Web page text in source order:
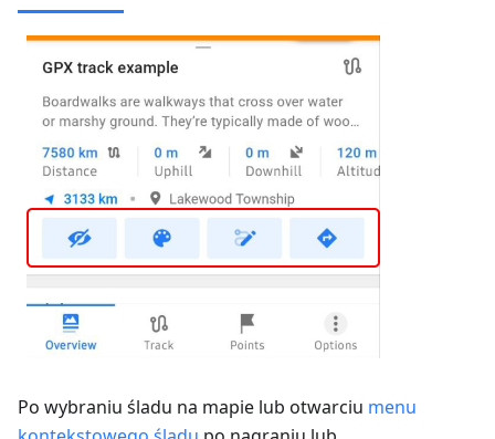
Po wybraniu śladu na mapie lub otwarciu menu